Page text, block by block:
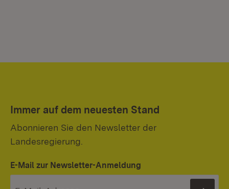
Immer auf dem neuesten Stand
Abonnieren Sie den Newsletter der
Landesregierung.
E-Mail zur Newsletter-Anmeldung